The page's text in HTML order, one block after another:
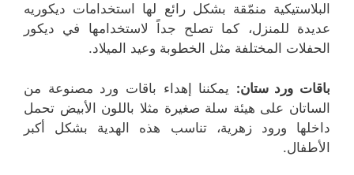
البلاستيكية منمّقة بشكل رائع لها استخدامات ديكوريه
عديدة للمنزل، كما تصلح جداً لاستخدامها في ديكور
الحفلات المختلفة مثل الخطوبة وعيد الميلاد.
باقات ورد ستان: يمكننا إهداء باقات ورد مصنوعة من
الساتان على هيئة سلة صغيرة مثلا باللون الأبيض تحمل
داخلها ورود زهرية، تناسب هذه الهدية بشكل أكبر
الأطفال.